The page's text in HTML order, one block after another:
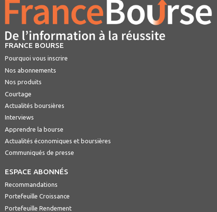
FRANCE BOURSE
Pourquoi vous inscrire
Nos abonnements
Nos produits
Courtage
Actualités boursières
Interviews
Apprendre la bourse
Actualités économiques et boursières
Communiqués de presse
ESPACE ABONNÉS
Recommandations
Portefeuille Croissance
Portefeuille Rendement